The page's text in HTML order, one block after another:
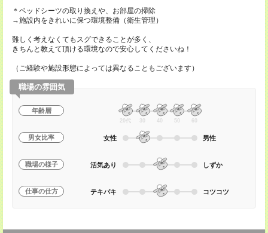
＊ベッドシーツの取り換えや、お部屋の掃除
→施設内をきれいに保つ環境整備（衛生管理）
難しく考えなくてもスグできることが多く、
きちんと教えて頂ける環境なので安心してくださいね！
（ご経験や施設形態によっては異なることもございます）
職場の雰囲気
年齢層
20代 30 40 50 60
男女比率 女性 男性
職場の様子 活気あり しずか
仕事の仕方 テキパキ コツコツ